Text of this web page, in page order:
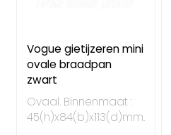
Vogue gietijzeren mini
ovale braadpan
zwart
Ovaal. Binnenmaat :
45(h)x84(b)x113(d)mm.